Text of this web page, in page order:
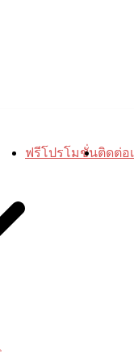
ฟรีโปรโมชั่นติดต่อ